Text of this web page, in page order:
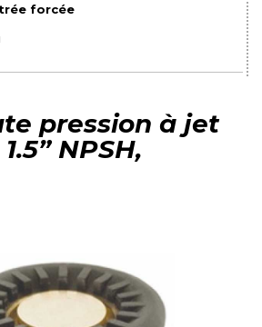
forcée
pression à jet
NPSH,